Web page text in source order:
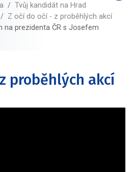
Tvůj kandidát na Hrad
Z očí do očí - z proběhlých akcí
na prezidenta ČR s Josefem
proběhlých akcí